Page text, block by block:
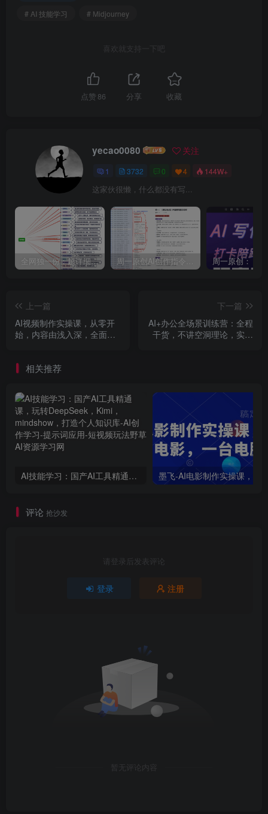
# AI 技能学习
# Midjourney
喜欢就支持一下吧
点赞 86 分享 收藏
yecao0080 关注
1 3732 0 4 144W+
这家伙很懒，什么都没有写...
全网独一份：超详细的40+个自媒体赛道领域解析手册，让你的内容创作不再局限！ 周一原创AI创作指令词：30+个领域赛道的创作提示词集合
上一篇
AI视频制作实操课，从零开
始，内容由浅入深，全面细
下一篇
AI+办公全场景训练营：全程
干货，不讲空洞理论，实用
相关推荐
AI技能学习：国产AI工具精通课，玩转DeepSeek，Kimi，mindshow，打造个人知识库
评论 抢沙发
请登录后发表评论
登录 注册
暂无评论内容